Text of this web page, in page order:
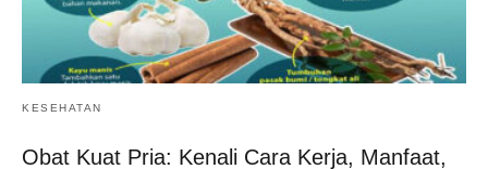
KESEHATAN
Obat Kuat Pria: Kenali Cara Kerja, Manfaat,